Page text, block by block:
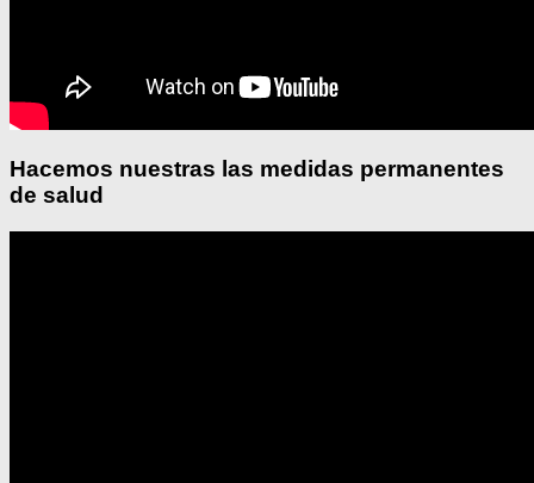
Hacemos nuestras las medidas permanentes
de salud